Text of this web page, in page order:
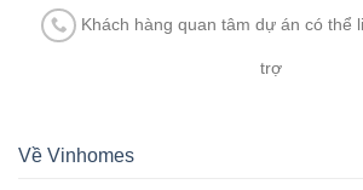
Khách hàng quan tâm dự án có thể
trợ
Về Vinhomes